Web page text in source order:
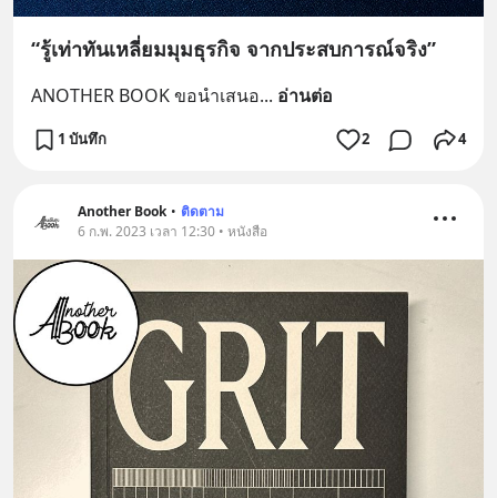
“รู้เท่าทันเหลี่ยมมุมธุรกิจ จากประสบการณ์จริง”
ANOTHER BOOK ขอนำเสนอ... อ่านต่อ
1 บันทึก 2 4
Another Book • ติดตาม
6 ก.พ. 2023 เวลา 12:30 • หนังสือ